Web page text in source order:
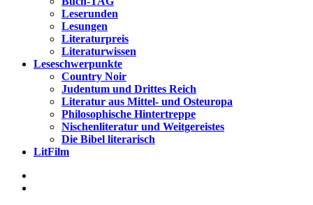
Leserunden
Lesungen
Literaturpreis
Literaturwissen
Leseschwerpunkte
Country Noir
Judentum und Drittes Reich
Literatur aus Mittel- und Osteuropa
Philosophische Hintertreppe
Nischenliteratur und Weitgereistes
Die Bibel literarisch
LitFilm